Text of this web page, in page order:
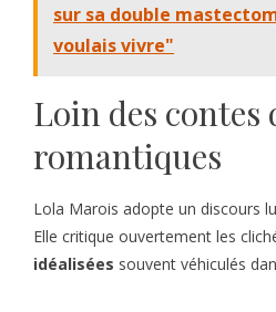
sur sa double
voulais vivre"
Loin des contes
romantiques
Lola Marois adopte un discours
Elle critique ouvertement les
idéalisées souvent véhiculés